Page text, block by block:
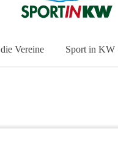
die Vereine Sport in KW